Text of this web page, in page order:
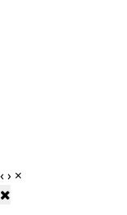
‹› ×